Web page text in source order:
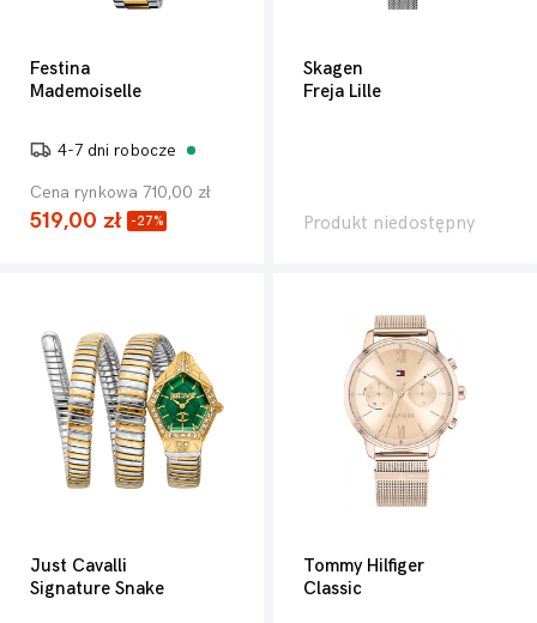
Festina
Mademoiselle
4-7 dni robocze
Cena rynkowa 710,00 zł
519,00 zł -27%
Skagen
Freja Lille
Produkt niedostępny
Just Cavalli
Signature Snake
Tommy Hilfiger
Classic